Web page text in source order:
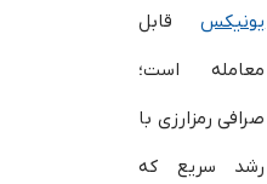
یونیکسقابل
معامله است؛
صرافی رمزارزی با
رشد سریع که